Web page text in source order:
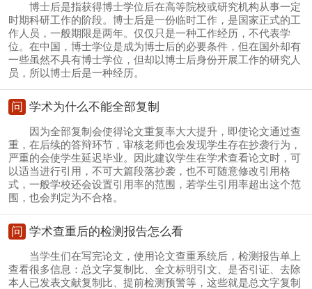
博士后是指获得博士学位后在高等院校或研究机构从事一定
时期科研工作的阶段。博士后是一份临时工作，是国家正式的工
作人员，一般期限是两年。仅仅只是一种工作经历，不代表学
位。在中国，博士学位是成为博士后的必要条件，但在国外却有
一些虽然不具有博士学位，但却以博士后身份开展工作的研究人
员，所以博士后是一种经历。
问 学术为什么不能全部复制
因为全部复制会使得论文重复率大大提升，即使论文通过查
重，在后续的答辩环节，审核老师也会发现学生存在抄袭行为，
严重的会使学生延迟毕业。因此建议学生在学术查看论文时，可
以适当进行引用，不可大篇段落抄袭，也不可随意修改引用格
式，一般学校还会设置引用率的范围，若学生引用率超出这个范
围，也会判定为不合格。
问 学术查重后的检测报告怎么看
当学生们在写完论文，使用论文查重系统后，检测报告单上
查看很多信息：总文字复制比、全文标明引文、是否引证、去除
本人已发表文献复制比、提前检测预警等，这些就是总文字复制